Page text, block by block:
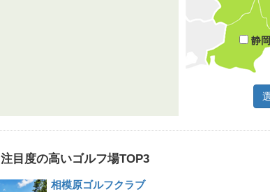
静岡
注目度の高いゴルフ場TOP3
相模原ゴルフクラブ